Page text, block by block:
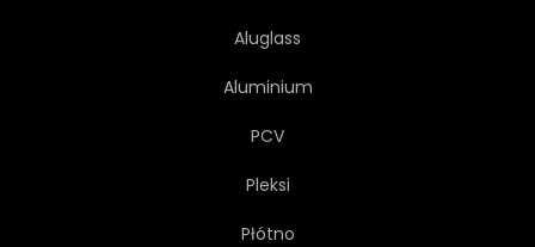
Aluglass
Aluminium
PCV
Pleksi
Płótno